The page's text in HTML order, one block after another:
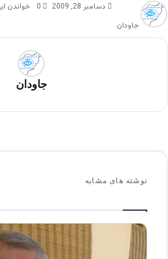
جاودان
دسامبر 28, 2009 0 خواندن این مطلب 6
جاودان
نوشته های مشابه